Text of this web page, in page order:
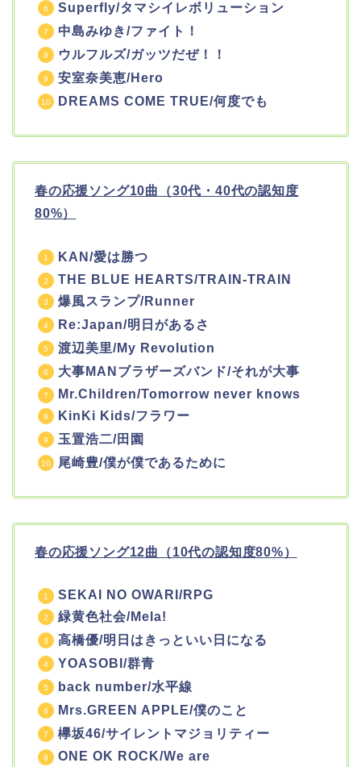
Superfly/タマシイレボリューション
中島みゆき/ファイト！
ウルフルズ/ガッツだぜ！！
安室奈美恵/Hero
DREAMS COME TRUE/何度でも
春の応援ソング10曲（30代・40代の認知度
80%）
KAN/愛は勝つ
THE BLUE HEARTS/TRAIN-TRAIN
爆風スランプ/Runner
Re:Japan/明日があるさ
渡辺美里/My Revolution
大事MANブラザーズバンド/それが大事
Mr.Children/Tomorrow never knows
KinKi Kids/フラワー
玉置浩二/田園
尾崎豊/僕が僕であるために
春の応援ソング12曲（10代の認知度80%）
SEKAI NO OWARI/RPG
緑黄色社会/Mela!
高橋優/明日はきっといい日になる
YOASOBI/群青
back number/水平線
Mrs.GREEN APPLE/僕のこと
欅坂46/サイレントマジョリティー
ONE OK ROCK/We are